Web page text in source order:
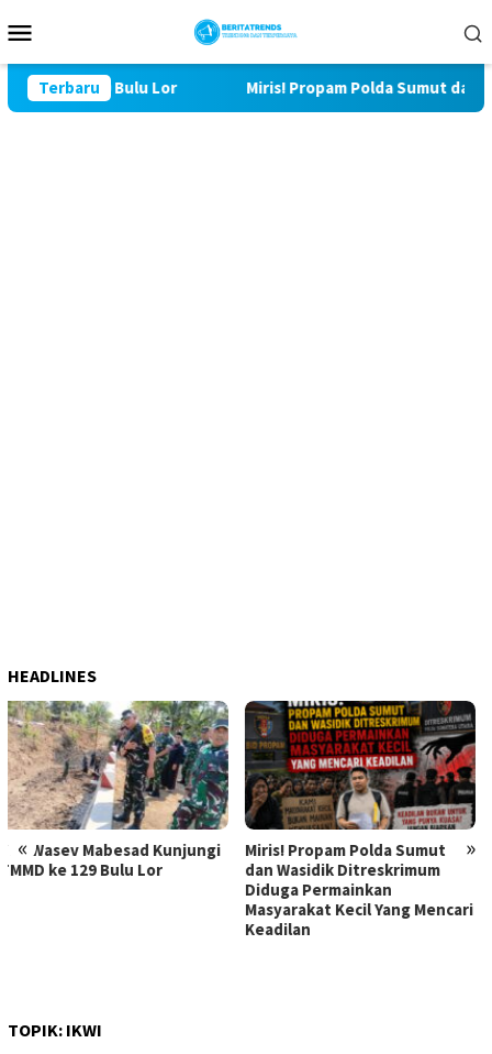
ke
Mobile
Terbaru
ke 129 Bulu Lor Miris! Propam Polda Sumut dan
HEADLINES
« »
Miris! Propam Polda Sumut
dan Wasidik Ditreskrimum
Hebat Mamak Maling, 7 Bulan
Dilaporkan karena Fitnah
Korban Pencurian
Memerasnya 250 Juta Tidak
Diperiksa, Korban Meminta
TOPIK: IKWI